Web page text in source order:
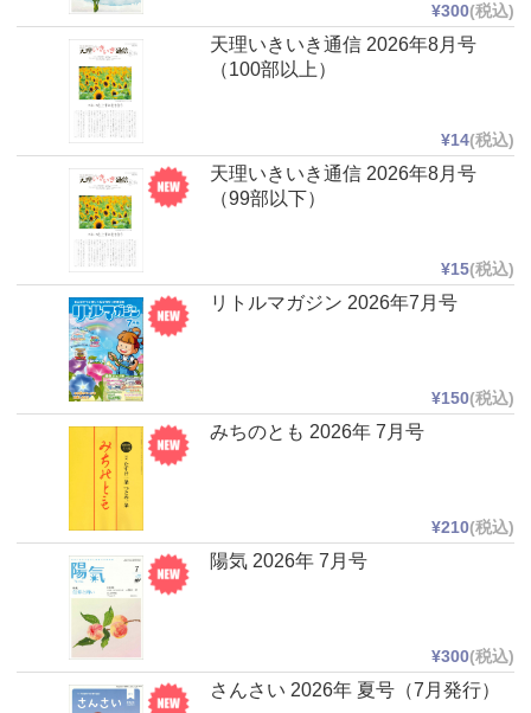
¥300(税込)
天理いきいき通信 2026年8月号
（100部以上）
¥14(税込)
天理いきいき通信 2026年8月号
（99部以下）
¥15(税込)
リトルマガジン 2026年7月号
¥150(税込)
みちのとも 2026年 7月号
¥210(税込)
陽気 2026年 7月号
¥300(税込)
さんさい 2026年 夏号（7月発行）